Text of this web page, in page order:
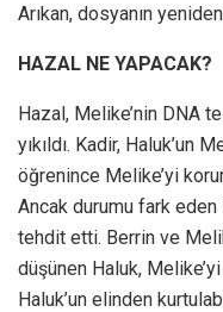
Arıkan, dosyanın
HAZAL NE YAPACAK?
Hazal, Melike’nin DNA
yıkıldı. Kadir, Haluk’un
öğrenince Melike’yi
Ancak durumu fark
tehdit etti. Berrin ve
düşünen Haluk,
Haluk’un elinden